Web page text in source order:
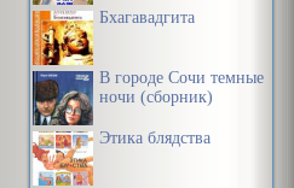
Бхагавадгита
В городе Сочи темные
ночи (сборник)
Этика блядства